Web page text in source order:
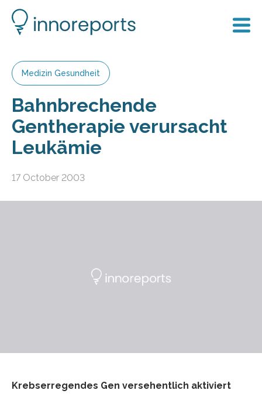
Medizin Gesundheit
Bahnbrechende
Gentherapie verursacht
Leukämie
17 October 2003
Krebserregendes Gen versehentlich aktiviert